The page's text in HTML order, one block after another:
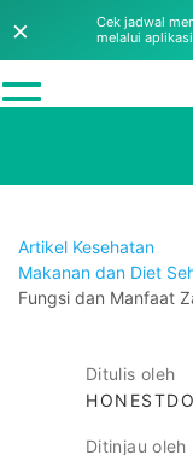
×
Cek jadwal
melalui
Artikel Kesehatan
Makanan dan Diet
Fungsi dan Manfaat
Ditulis oleh
Ditinjau oleh